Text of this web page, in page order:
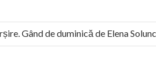
Gând de duminică de Elena Solunca
sunt slavi, nu latini”. Fostul agent